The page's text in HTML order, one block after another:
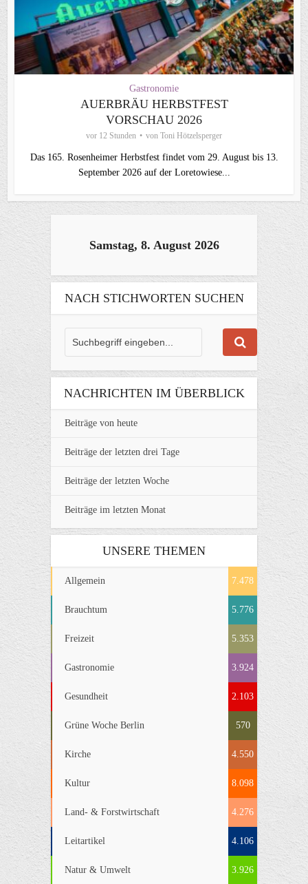
Gastronomie
AUERBRÄU HERBSTFEST
VORSCHAU 2026
vor 12 Stunden von Toni Hötzelsperger
Das 165. Rosenheimer Herbstfest findet vom 29. August bis 13.
September 2026 auf der Loretowiese...
Samstag, 8. August 2026
NACH STICHWORTEN SUCHEN
NACHRICHTEN IM ÜBERBLICK
Beiträge von heute
Beiträge der letzten drei Tage
Beiträge der letzten Woche
Beiträge im letzten Monat
UNSERE THEMEN
Allgemein 7.478
Brauchtum 5.776
Freizeit 5.353
Gastronomie 3.924
Gesundheit 2.103
Grüne Woche Berlin 570
Kirche 4.550
Kultur 8.098
Land- & Forstwirtschaft 4.276
Leitartikel 4.106
Natur & Umwelt 3.926